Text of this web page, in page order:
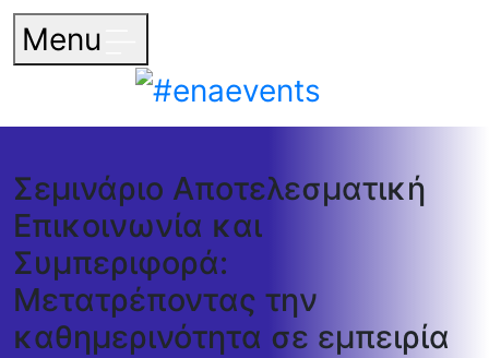
Menu
Σεμινάριο Αποτελεσματική
Επικοινωνία και
Συμπεριφορά:
Μετατρέποντας την
καθημερινότητα σε εμπειρία